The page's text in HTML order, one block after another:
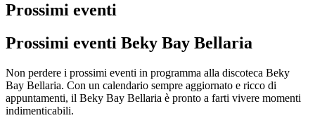
Prossimi eventi
Prossimi eventi Beky Bay Bellaria
Non perdere i prossimi eventi in programma alla discoteca Beky
Bay Bellaria. Con un calendario sempre aggiornato e ricco di
appuntamenti, il Beky Bay Bellaria è pronto a farti vivere momenti
indimenticabili.